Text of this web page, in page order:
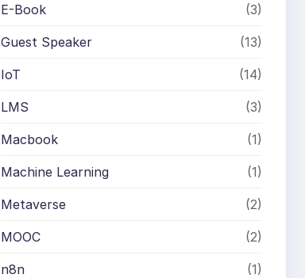
E-Book (3)
Guest Speaker (13)
IoT (14)
LMS (3)
Macbook (1)
Machine Learning (1)
Metaverse (2)
MOOC (2)
n8n (1)